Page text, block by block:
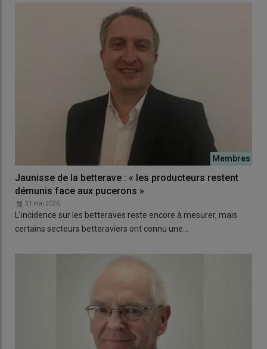
Jaunisse de la betterave : « les producteurs restent
démunis face aux pucerons »
31 mai 2026
L’incidence sur les betteraves reste encore à mesurer, mais
certains secteurs betteraviers ont connu une…